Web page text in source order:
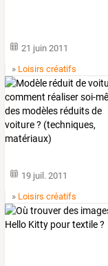
21 juin 2011
» Loisirs créatifs
19 juil. 2011
» Loisirs créatifs